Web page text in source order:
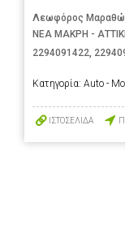
Λεωφόρος
ΝΕΑ ΜΑΚΡΗ -
2294091422,
Κατηγορία: Auto -
ΙΣΤΟΣΕΛΙΔΑ